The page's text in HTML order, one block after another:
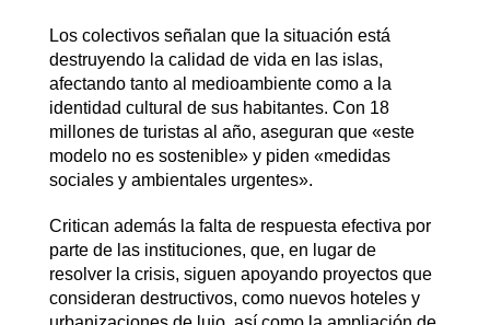
Los colectivos señalan que la situación está
destruyendo la calidad de vida en las islas,
afectando tanto al medioambiente como a la
identidad cultural de sus habitantes. Con 18
millones de turistas al año, aseguran que «este
modelo no es sostenible» y piden «medidas
sociales y ambientales urgentes».
Critican además la falta de respuesta efectiva por
parte de las instituciones, que, en lugar de
resolver la crisis, siguen apoyando proyectos que
consideran destructivos, como nuevos hoteles y